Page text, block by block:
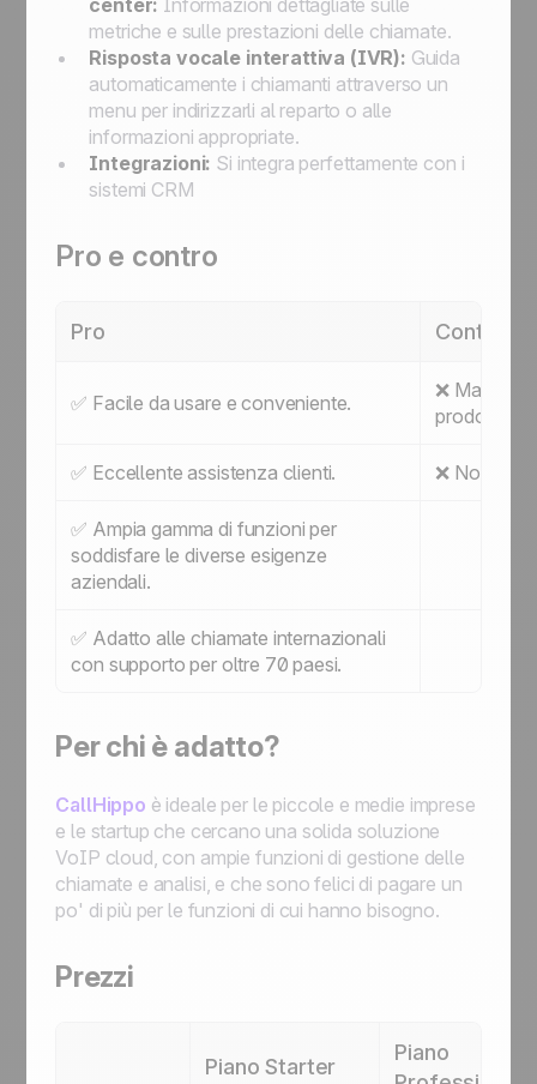
center: Informazioni dettagliate sulle
metriche e sulle prestazioni delle chiamate.
Risposta vocale interattiva (IVR): Guida
automaticamente i chiamanti attraverso un
menu per indirizzarli al reparto o alle
informazioni appropriate.
Integrazioni: Si integra perfettamente con i
sistemi CRM
Pro e contro
Pro Contro
✅ Facile da usare e conveniente.
❌
prodotti,
✅ Eccellente assistenza clienti. ❌ Non
✅ Ampia gamma di funzioni per
soddisfare le diverse esigenze
aziendali.
✅ Adatto alle chiamate internazionali
con supporto per oltre 70 paesi.
Per chi è adatto?
CallHippo è ideale per le piccole e medie imprese
e le startup che cercano una solida soluzione
VoIP cloud, con ampie funzioni di gestione delle
chiamate e analisi, e che sono felici di pagare un
po' di più per le funzioni di cui hanno bisogno.
Prezzi
Piano Starter
Piano